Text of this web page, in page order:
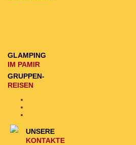
GLAMPING
IM PAMIR
GRUPPEN-
REISEN
UNSERE
KONTAKTE